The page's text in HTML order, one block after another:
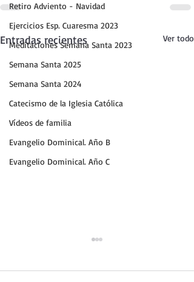
Retiro Adviento - Navidad
Ejercicios Esp. Cuaresma 2023
Meditaciones Semana Santa 2023
Semana Santa 2025
Semana Santa 2024
Catecismo de la Iglesia Católica
Vídeos de familia
Evangelio Dominical. Año B
Evangelio Dominical. Año C
Entradas recientes Ver todo